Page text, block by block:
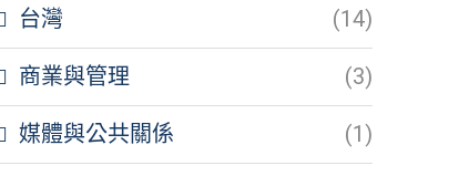
台灣 (14)
商業與管理 (3)
媒體與公共關係 (1)